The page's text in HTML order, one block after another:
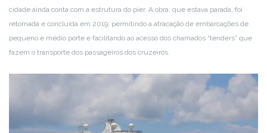
cidade ainda conta com a estrutura do píer. A obra, que estava parada, foi
retomada e concluída em 2019, permitindo a atracação de embarcações de
pequeno e médio porte e facilitando ao acesso dos chamados “tenders” que
fazem o transporte dos passageiros dos cruzeiros.